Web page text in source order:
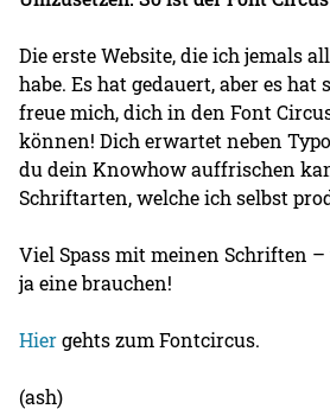
Die erste Website, die ich jemals
habe. Es hat gedauert, aber es hat
freue mich, dich in den Font
können! Dich erwartet neben
du dein Knowhow auffrischen
Schriftarten, welche ich selbst
Viel Spass mit meinen Schriften
ja eine brauchen!
Hiergehts zum Fontcircus.
(ash)